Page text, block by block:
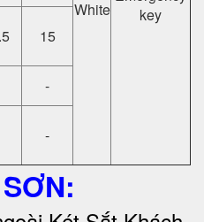
White
key
15
-
-